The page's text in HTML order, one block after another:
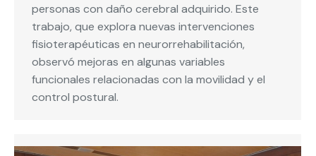
personas con daño cerebral adquirido. Este
trabajo, que explora nuevas intervenciones
fisioterapéuticas en neurorrehabilitación,
observó mejoras en algunas variables
funcionales relacionadas con la movilidad y el
control postural.